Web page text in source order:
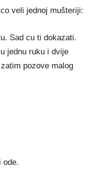
veli jednoj mušteriji:
Sad cu ti dokazati.
jednu ruku i dvije
pozove malog
ode.